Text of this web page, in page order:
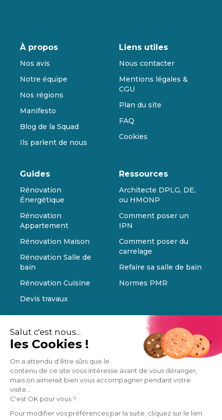
Salut c'est nous...
les Cookies !
On a attendu d'être sûrs que le
contenu de ce site vous intéresse avant de vous déranger,
mais on aimerait bien vous accompagner pendant votre
visite...
C'est OK pour vous ?
Pour modifier vos préférences par la suite, cliquez sur le lien
À propos
Nos avis
Notre équipe
Nos régions
Manifesto
Blog de la Squad
Ils parlent de nous
Liens utiles
Nous contacter
Mentions légales &
CGU
Plan du site
FAQ
Cookies
Guides
Rénovation
Énergétique
Rénovation
Appartement
Rénovation Maison
Rénovation Salle de
bain
Rénovation Cuisine
Devis travaux
Ressources
Architecte DPLG, DE,
ou HMONP
Comment poser un
IPN
Comment poser du
carrelage
Refaire sa salle de bain
Normes PMR